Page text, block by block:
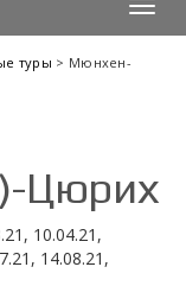
туры > Мюнхен-
Цюрих
10.04.21,
14.08.21,